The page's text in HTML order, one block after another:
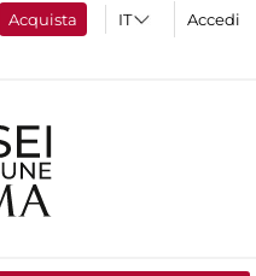
Acquista Accedi